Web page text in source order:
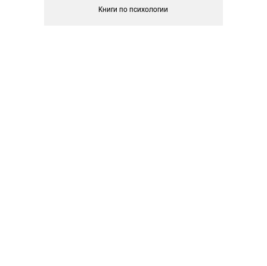
Книги по психологии